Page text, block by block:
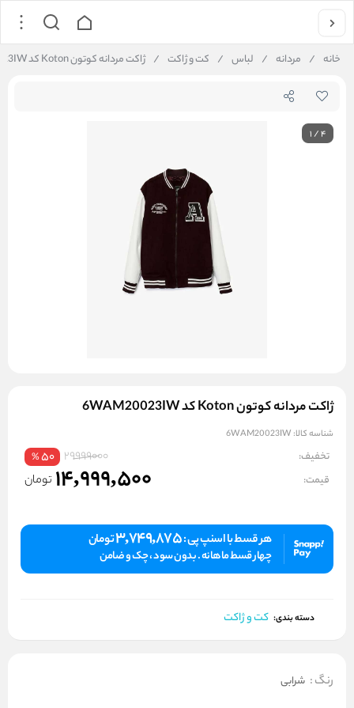
خانه / مردانه / لباس / کت و ژاکت / ژاکت مردانه کوتون Koton کد 6WAM20023IW
1/4
ژاکت مردانه کوتون Koton کد 6WAM20023IW
شناسه کالا: 6WAM20023IW
تخفیف: 29999000
50
%
قیمت: 14,999,500 تومان
هر قسط با اسنپ پی :3,749,875تومان
چهار قسط ماهانه . بدون سود ، چک و ضامن
دسته بندی: کت و ژاکت
رنگ: شرابی